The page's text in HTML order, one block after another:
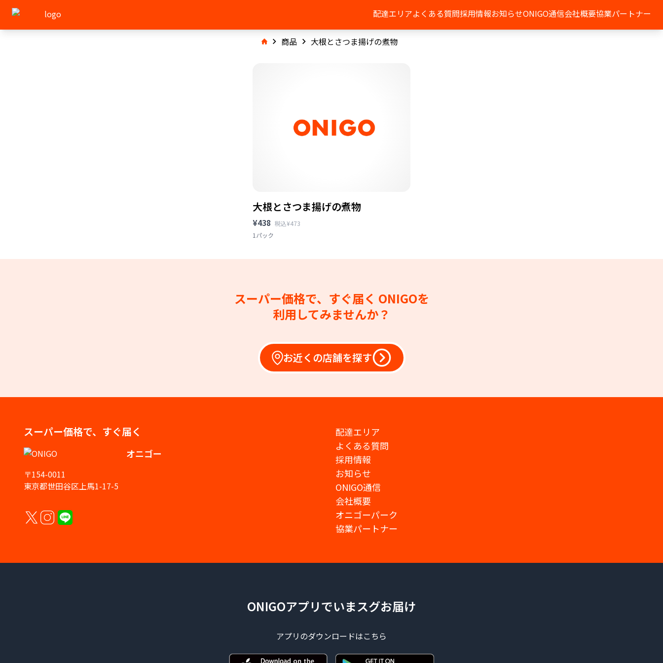
配達エリアよくある質問採用情報お知らせONIGO通信会社概要協業パートナー
商品 大根とさつま揚げの煮物
大根とさつま揚げの煮物
¥438 税込¥473
1パック
スーパー価格で、すぐ届く ONIGOを
利用してみませんか？
お近くの店舗を探す
スーパー価格で、すぐ届く
オニゴー
〒154-0011
東京都世田谷区上馬1-17-5
配達エリア
よくある質問
採用情報
お知らせ
ONIGO通信
会社概要
オニゴーパーク
協業パートナー
ONIGOアプリでいまスグお届け
アプリのダウンロードはこちら